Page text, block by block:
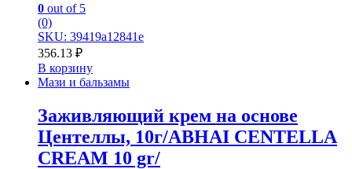
0 out of 5
(0)
SKU: 39419a12841e
356.13 ₽
В корзину
Мази и бальзамы
Заживляющий крем на основе
Центеллы, 10г/ABHAI CENTELLA
CREAM 10 gr/